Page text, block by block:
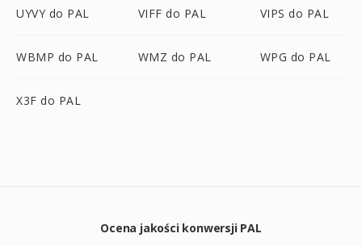
UYVY do PAL VIFF do PAL VIPS do PAL
WBMP do PAL WMZ do PAL WPG do PAL
X3F do PAL
Ocena jakości konwersji PAL